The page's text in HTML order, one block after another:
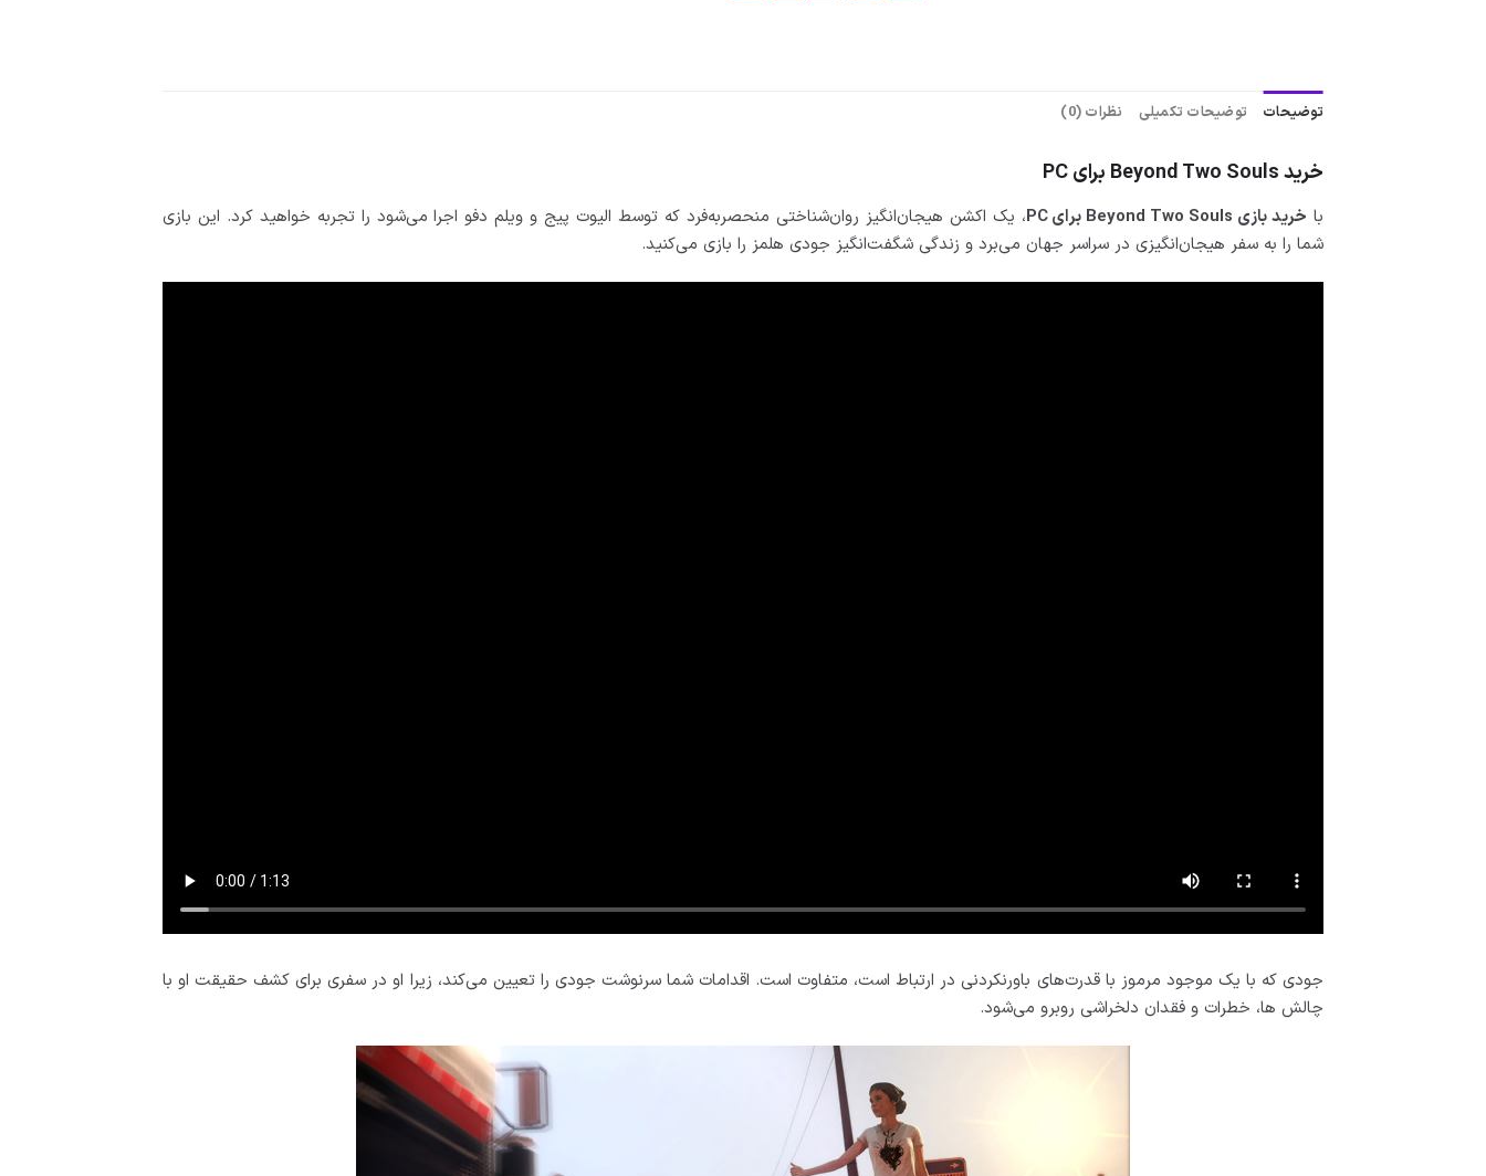
توضیحات توضیحات تکمیلی نظرات (0)
خرید Beyond Two Souls برای PC
با خرید بازی Beyond Two Souls برای PC
، یک اکشن هیجان‌انگیز روان‌شناختی منحصربه‌فرد که توسط الیوت پیج و ویلم دفو اجرا می‌شود را تجربه خواهید کرد. این بازی
شما را به سفر هیجان‌انگیزی در سراسر جهان می‌برد و زندگی شگفت‌انگیز جودی هلمز را بازی می‌کنید.
جودی که با یک موجود مرموز با قدرت‌های باورنکردنی در ارتباط است، متفاوت است. اقدامات شما سرنوشت جودی را تعیین می‌کند، زیرا او در سفری برای کشف حقیقت او با
چالش ها، خطرات و فقدان دلخراشی روبرو می‌شود.